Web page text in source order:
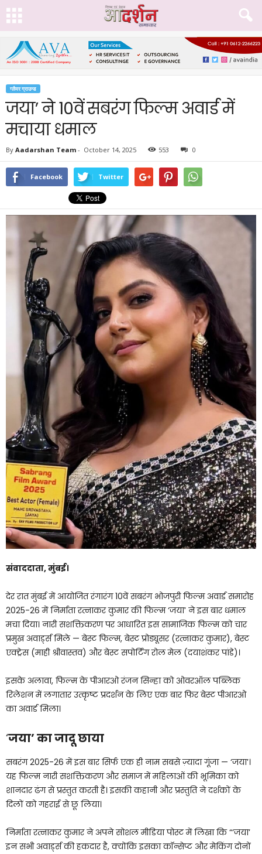
ग्लैमर ग्राउन्ड
जया’ ने 10वें सबरंग फिल्म अवार्ड में
मचाया धमाल
By Aadarshan Team - October 14, 2025 553 0
Facebook Twitter
संवाददाता, मुंबई।
देर रात मुंबई में आयोजित रंगारंग 10वें सबरंग भोजपुरी फिल्म अवार्ड समारोह
2025-26 में निर्माता रत्नाकर कुमार की फिल्म ‘जया’ ने इस बार धमाल
मचा दिया। नारी सशक्तिकरण पर आधारित इस सामाजिक फिल्म को चार
प्रमुख अवार्ड्स मिले — बेस्ट फिल्म, बेस्ट प्रोड्यूसर (रत्नाकर कुमार), बेस्ट
एक्ट्रेस (माही श्रीवास्तव) और बेस्ट सपोर्टिंग रोल मेल (दयाशंकर पांडे)।
इसके अलावा, फिल्म के पीआरओ रंजन सिन्हा को ओवरऑल पब्लिक
रिलेशन में लगातार उत्कृष्ट प्रदर्शन के लिए एक बार फिर बेस्ट पीआरओ
का अवार्ड मिला।
‘जया’ का जादू छाया
सबरंग 2025-26 में इस बार सिर्फ एक ही नाम सबसे ज़्यादा गूंजा — ‘जया’।
यह फिल्म नारी सशक्तिकरण और समाज में महिलाओं की भूमिका को
शानदार ढंग से प्रस्तुत करती है। इसकी कहानी और प्रस्तुति ने दर्शकों के
दिलों को गहराई से छू लिया।
निर्माता रत्नाकर कुमार ने अपने सोशल मीडिया पोस्ट में लिखा कि “‘जया’
इन सभी अवार्ड्स की हकदार है, क्योंकि इसका कॉन्सेप्ट और मेकिंग दोनों